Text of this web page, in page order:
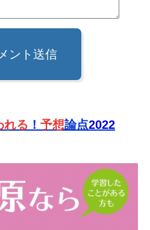
ント送信
れる ！ 予想論点2022